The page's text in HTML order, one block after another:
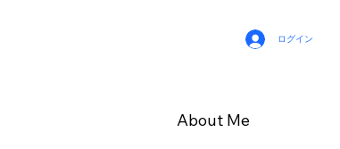
ログイン
About Me